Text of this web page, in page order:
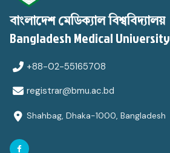
বাংলাদেশ মেডিক্যাল বিশ্ববিদ্যালয়
Bangladesh Medical University
+88-02-55165708
registrar@bmu.ac.bd
Shahbag, Dhaka-1000, Bangladesh